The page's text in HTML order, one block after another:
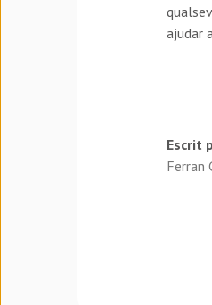
ajudar
Escrit
Ferran